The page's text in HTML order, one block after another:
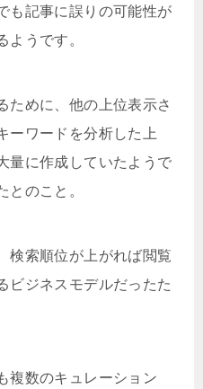
も記事に誤りの可能性が
ようです。
ために、他の上位表示さ
ーワードを分析した上
量に作成していたようで
とのこと。
検索順位が上がれば閲覧
ビジネスモデルだったた
複数のキュレーション